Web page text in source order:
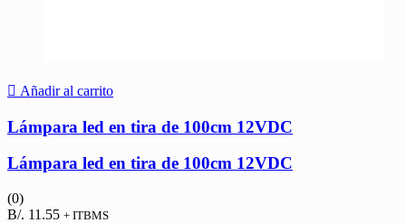
Añadir al carrito
Lámpara led en tira de 100cm 12VDC
Lámpara led en tira de 100cm 12VDC
(0)
B/. 11.55 + ITBMS